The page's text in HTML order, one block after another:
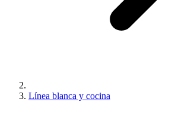
Línea blanca y cocina